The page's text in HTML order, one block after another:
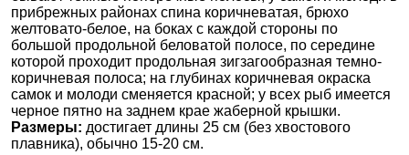
прибрежных районах спина коричневатая, брюхо
желтовато-белое, на боках с каждой стороны по
большой продольной беловатой полосе, по середине
которой проходит продольная зигзагообразная темно-
коричневая полоса; на глубинах коричневая окраска
самок и молоди сменяется красной; у всех рыб имеется
черное пятно на заднем крае жаберной крышки.
Размеры: достигает длины 25 см (без хвостового
плавника), обычно 15-20 см.